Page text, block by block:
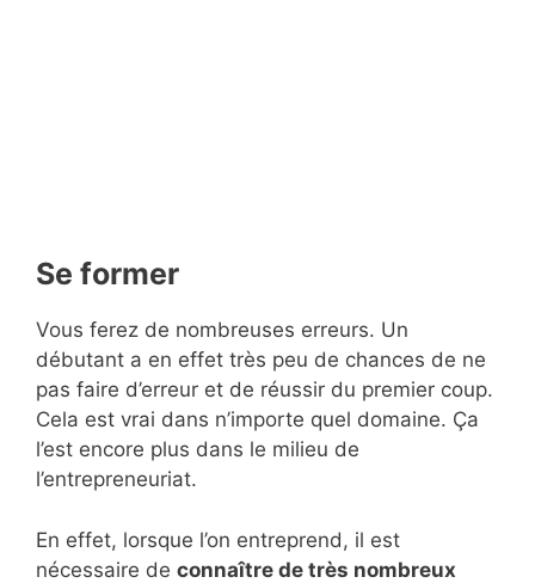
Se former
Vous ferez de nombreuses erreurs. Un
débutant a en effet très peu de chances de ne
pas faire d’erreur et de réussir du premier coup.
Cela est vrai dans n’importe quel domaine. Ça
l’est encore plus dans le milieu de
l’entrepreneuriat.
En effet, lorsque l’on entreprend, il est
nécessaire de connaître de très nombreux